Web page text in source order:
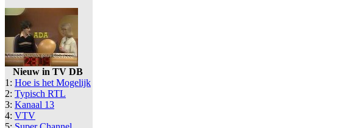
Nieuw in TV DB
1: Hoe is het Mogelijk
2: Typisch RTL
3: Kanaal 13
4: VTV